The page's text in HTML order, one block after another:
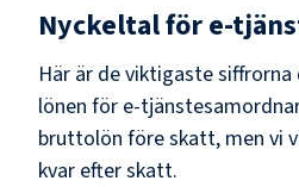
Nyckeltal före-
Här är de viktigaste
lönen för e-
bruttolön före skatt, men vi
kvar efter skatt.